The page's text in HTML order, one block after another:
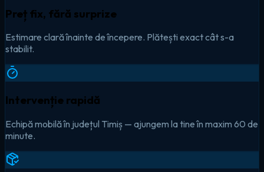
Preț fix, fără surprize
Estimare clară înainte de începere. Plătești exact cât s-a
stabilit.
Intervenție rapidă
Echipă mobilă în județul Timiș — ajungem la tine în maxim 60 de
minute.